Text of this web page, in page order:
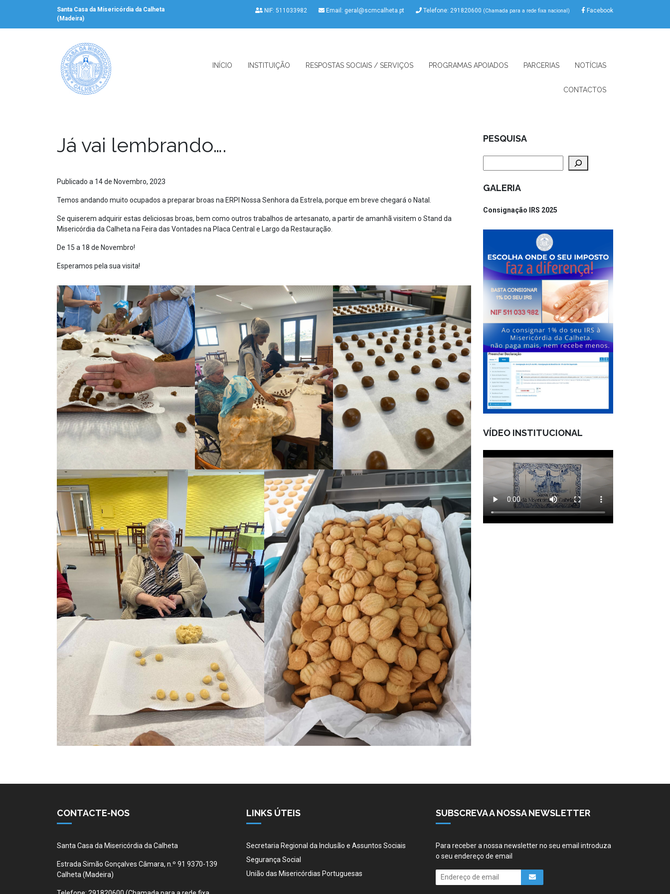
Santa Casa da Misericórdia da Calheta
(Madeira)
NIF: 511033982 Email: geral@scmcalheta.pt Telefone: 291820600 (Chamada para a rede fixa nacional) Facebook
INÍCIO INSTITUIÇÃO RESPOSTAS SOCIAIS / SERVIÇOS PROGRAMAS APOIADOS PARCERIAS NOTÍCIAS
CONTACTOS
Já vai lembrando….
Publicado a 14 de Novembro, 2023
Temos andando muito ocupados a preparar broas na ERPI Nossa Senhora da Estrela, porque em breve chegará o Natal.
Se quiserem adquirir estas deliciosas broas, bem como outros trabalhos de artesanato, a partir de amanhã visitem o Stand da
Misericórdia da Calheta na Feira das Vontades na Placa Central e Largo da Restauração.
De 15 a 18 de Novembro!
Esperamos pela sua visita!
PESQUISA
GALERIA
Consignação IRS 2025
VÍDEO INSTITUCIONAL
CONTACTE-NOS
Santa Casa da Misericórdia da Calheta
Estrada Simão Gonçalves Câmara, n.º 91 9370-139
Calheta (Madeira)
LINKS ÚTEIS
Secretaria Regional da Inclusão e Assuntos Sociais
Segurança Social
União das Misericórdias Portuguesas
SUBSCREVA A NOSSA NEWSLETTER
Para receber a nossa newsletter no seu email introduza
o seu endereço de email